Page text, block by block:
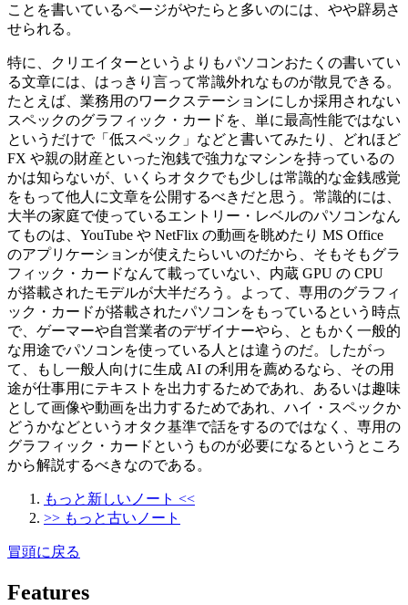
ことを書いているページがやたらと多いのには、やや辟易さ
せられる。
特に、クリエイターというよりもパソコンおたくの書いてい
る文章には、はっきり言って常識外れなものが散見できる。
たとえば、業務用のワークステーションにしか採用されない
スペックのグラフィック・カードを、単に最高性能ではない
というだけで「低スペック」などと書いてみたり、どれほど
FX や親の財産といった泡銭で強力なマシンを持っているの
かは知らないが、いくらオタクでも少しは常識的な金銭感覚
をもって他人に文章を公開するべきだと思う。常識的には、
大半の家庭で使っているエントリー・レベルのパソコンなん
てものは、YouTube や NetFlix の動画を眺めたり MS Office
のアプリケーションが使えたらいいのだから、そもそもグラ
フィック・カードなんて載っていない、内蔵 GPU の CPU
が搭載されたモデルが大半だろう。よって、専用のグラフィ
ック・カードが搭載されたパソコンをもっているという時点
で、ゲーマーや自営業者のデザイナーやら、ともかく一般的
な用途でパソコンを使っている人とは違うのだ。したがっ
て、もし一般人向けに生成 AI の利用を薦めるなら、その用
途が仕事用にテキストを出力するためであれ、あるいは趣味
として画像や動画を出力するためであれ、ハイ・スペックか
どうかなどというオタク基準で話をするのではなく、専用の
グラフィック・カードというものが必要になるというところ
から解説するべきなのである。
もっと新しいノート <<
>> もっと古いノート
冒頭に戻る
Features